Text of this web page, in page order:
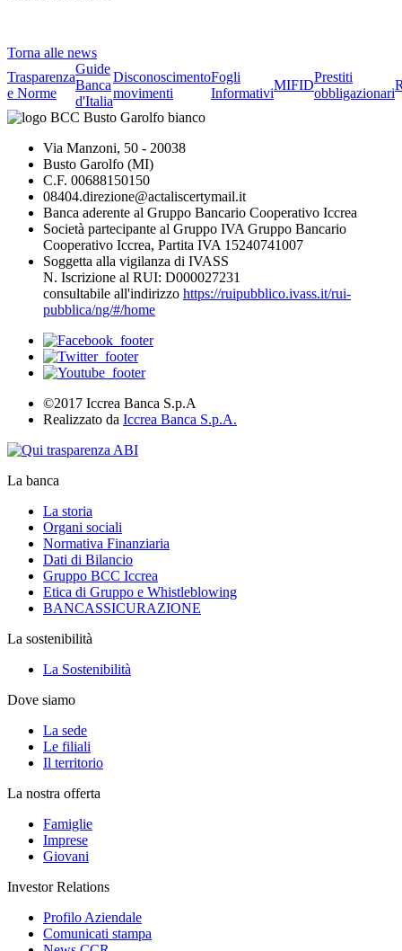
Torna alle news
Trasparenza
e Norme
Guide
Banca
d'Italia
Disconoscimento
movimenti
Fogli
Informativi
MIFID
Prestiti
obbligazionari
Via Manzoni, 50 - 20038
Busto Garolfo (MI)
C.F. 00688150150
08404.direzione@actaliscertymail.it
Banca aderente al Gruppo Bancario Cooperativo Iccrea
Società partecipante al Gruppo IVA Gruppo Bancario
Cooperativo Iccrea, Partita IVA 15240741007
Soggetta alla vigilanza di IVASS
N. Iscrizione al RUI: D000027231
consultabile all'indirizzo https://ruipubblico.ivass.it/rui-
pubblica/ng/#/home
©2017 Iccrea Banca S.p.A
Realizzato da Iccrea Banca S.p.A.
La banca
La storia
Organi sociali
Normativa Finanziaria
Dati di Bilancio
Gruppo BCC Iccrea
Etica di Gruppo e Whistleblowing
BANCASSICURAZIONE
La sostenibilità
La Sostenibilità
Dove siamo
La sede
Le filiali
Il territorio
La nostra offerta
Famiglie
Imprese
Giovani
Investor Relations
Profilo Aziendale
Comunicati stampa